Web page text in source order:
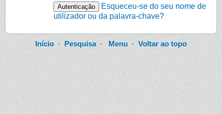
Esqueceu-se do seu nome de
utilizador ou da palavra-chave?
Início· Pesquisa·Menu ·Voltar ao topo